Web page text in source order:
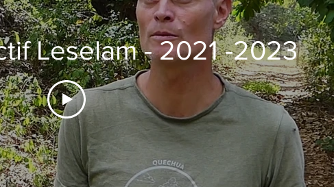
Leselam - 2021 -2023